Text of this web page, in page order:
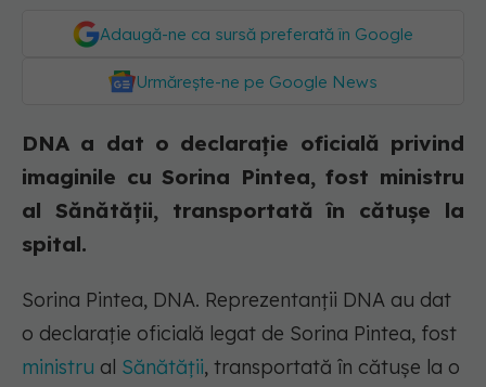
Adaugă-ne ca sursă preferată în Google
Urmărește-ne pe Google News
DNA a dat o declarație oficială privind
imaginile cu Sorina Pintea, fost ministru
al Sănătății, transportată în cătușe la
spital.
Sorina Pintea, DNA. Reprezentanții DNA au dat
o declarație oficială legat de Sorina Pintea, fost
ministru al Sănătății, transportată în cătușe la o